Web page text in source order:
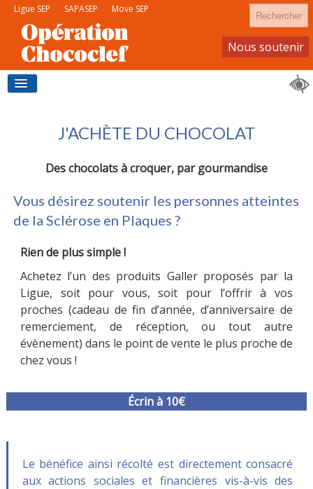
Ligue SEP SAPASEP Move SEP Rechercher
JE DEVIENS VENDEUR
CONTACTS
Nous soutenir
Devenir membre
J'ACHÈTE DU CHOCOLAT
Des chocolats à croquer, par gourmandise
Vous désirez soutenir les personnes atteintes
de la Sclérose en Plaques ?
Rien de plus simple !
Achetez l’un des produits Galler proposés par la
Ligue, soit pour vous, soit pour l’offrir à vos
proches (cadeau de fin d’année, d’anniversaire de
remerciement, de réception, ou tout autre
évènement) dans le point de vente le plus proche de
chez vous !
Écrin à 10€
Le bénéfice ainsi récolté est directement consacré
aux actions sociales et financières vis-à-vis des